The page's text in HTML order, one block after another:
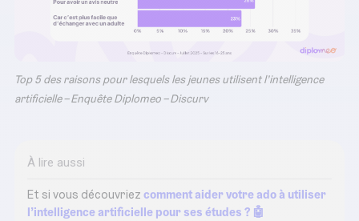
Top 5 des raisons pour lesquels les jeunes utilisent l’intelligence
artificielle – Enquête Diplomeo – Discurv
À lire aussi
Et si vous découvriez comment aider votre ado à utiliser
l’intelligence artificielle pour ses études ? 🤖